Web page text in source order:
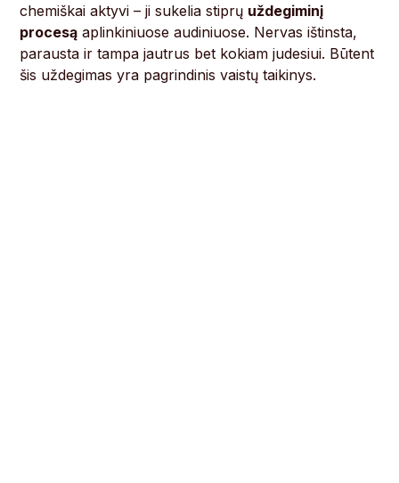
chemiškai aktyvi – ji sukelia stiprų uždegiminį
procesą aplinkiniuose audiniuose. Nervas ištinsta,
parausta ir tampa jautrus bet kokiam judesiui. Būtent
šis uždegimas yra pagrindinis vaistų taikinys.